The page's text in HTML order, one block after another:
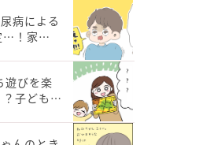
病による
…！家…
遊びを楽
？子ども…